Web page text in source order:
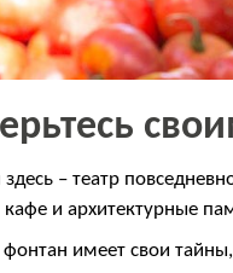
здесь – театр
кафе и архитектурные
имеет свои